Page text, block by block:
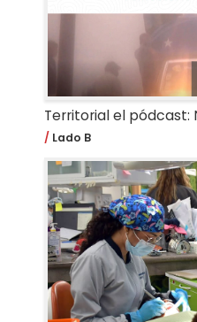
Territorial el pódcast:
Lado B